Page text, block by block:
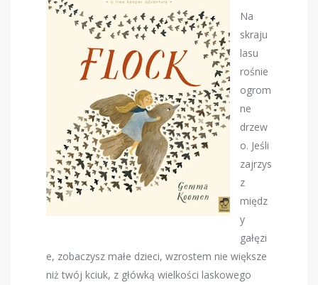
Na
skraju
lasu
rośnie
ogrom
ne
drzew
o. Jeśli
zajrzys
z
międz
y
gałęzi
e, zobaczysz małe dzieci, wzrostem nie większe
niż twój kciuk, z główką wielkości laskowego